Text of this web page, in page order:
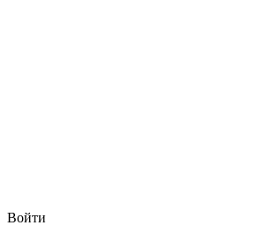
Войти